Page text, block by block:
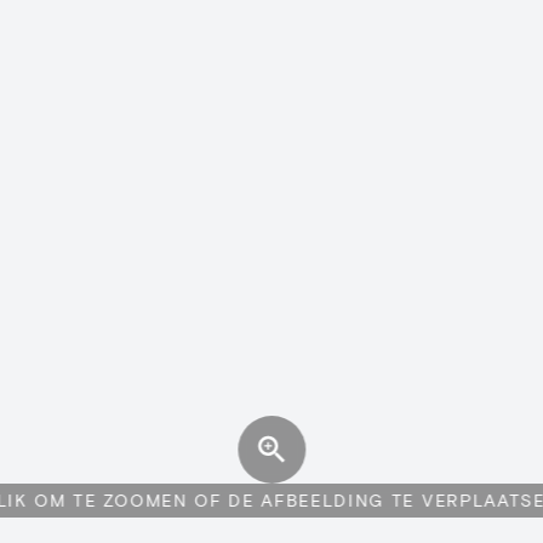
OM TE ZOOMEN OF DE AFBEELDING TE